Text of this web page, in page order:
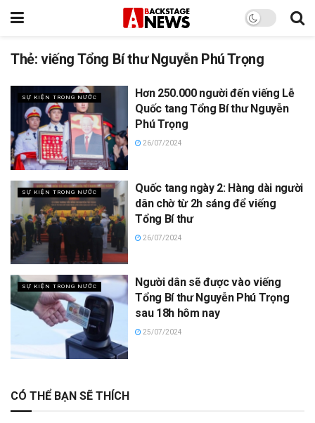
Thẻ:viếng Tổng Bí thư Nguyễn Phú Trọng
SỰ KIỆN TRONG NƯỚC
Hơn 250.000 người đến viếng Lễ
Quốc tang Tổng Bí thư Nguyễn
Phú Trọng
26/07/2024
SỰ KIỆN TRONG NƯỚC
Quốc tang ngày 2: Hàng dài người
dân chờ từ 2h sáng để viếng
Tổng Bí thư
26/07/2024
SỰ KIỆN TRONG NƯỚC
Người dân sẽ được vào viếng
Tổng Bí thư Nguyễn Phú Trọng
sau 18h hôm nay
25/07/2024
CÓ THỂ BẠN SẼ THÍCH